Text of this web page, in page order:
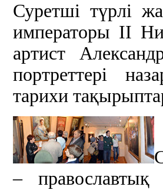
Суретші түрлі
императоры II
артист
портреттері
тарихи
–